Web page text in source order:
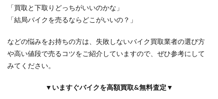
「買取と下取りどっちがいいのかな」
「結局バイクを売るならどこがいいの？」
などの悩みをお持ちの方は、失敗しないバイク買取業者の選び方
や高い値段で売るコツをご紹介していますので、ぜひ参考にして
みてください。
▼いますぐバイクを高額買取&無料査定▼